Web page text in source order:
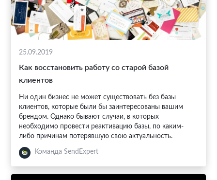
25.09.2019
Как восстановить работу со старой базой
клиентов
Ни один бизнес не может существовать без базы
клиентов, которые были бы заинтересованы вашим
брендом. Однако бывают случаи, в которых
необходимо провести реактивацию базы, по каким-
либо причинам потерявшую свою актуальность.
Команда SendExpert